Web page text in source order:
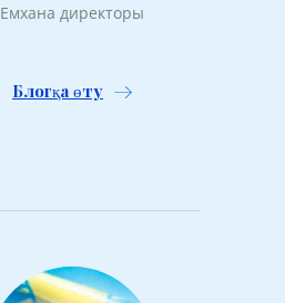
Емхана директоры
Блогқа өту